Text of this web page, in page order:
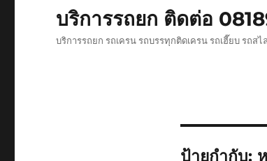
บริการรถยก ติดต่อ
บริการรถยก รถเครน รถบรรทุกติดเครน รถเฮี๊ยบ รถส
ป้ายกำกับ: